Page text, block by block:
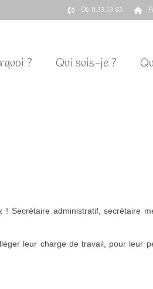
06.11.33.23.82
? Qui suis-je ?
Secrétaire administratif, secrétaire
leur charge de travail, pour leur